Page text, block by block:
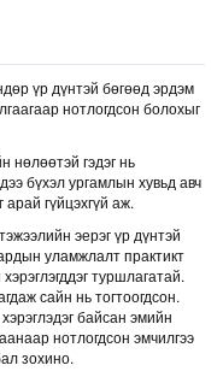
үр дүнтэй бөгөөд эрдэм
нотлогдсон болохыг
нөлөөтэй гэдэг нь
бүхэл ургамлын хувьд авч
арай гүйцэхгүй аж.
эерэг үр дүнтэй
уламжлалт практикт
туршлагатай.
сайн нь тогтоогдсон.
байсан эмийн
нотлогдсон эмчилгээ
зохино.